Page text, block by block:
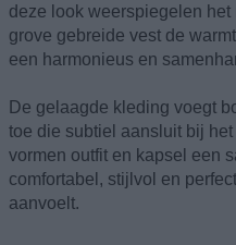
deze look weerspiegelen
grove gebreide vest de
een harmonieus en
De gelaagde kleding voegt
toe die subtiel aansluit bij
vormen outfit en kapsel een
comfortabel, stijlvol en
aanvoelt.